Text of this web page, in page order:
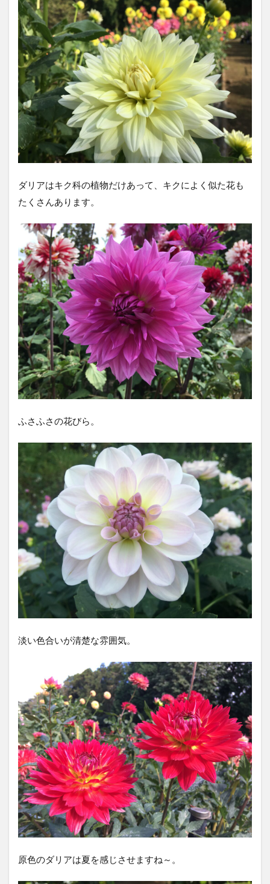
ダリアはキク科の植物だけあって、キクによく似た花も
たくさんあります。
ふさふさの花びら。
淡い色合いが清楚な雰囲気。
原色のダリアは夏を感じさせますね～。